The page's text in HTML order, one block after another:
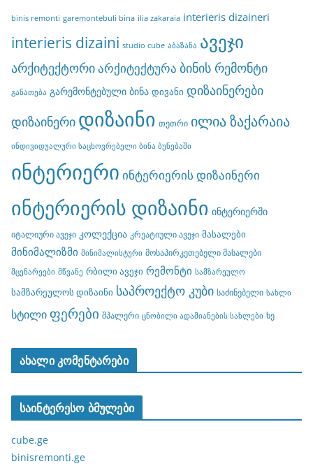
binis remonti garemontebuli bina ilia zakaraia interieris dizaineri
interieris dizaini studio cube აბაზანა ავეჯი
არქიტექტორიარქიტექტურა ბინის რემონტი
განათება გარემონტებული ბინა დივანი დიზაინერები
დიზაინერი დიზაინი თეთრი ილია ზაქარაია
ინდივიდუალური საცხოვრებელი ბინა ბუნებაში
ინტერიერი ინტერიერის დიზაინერი
ინტერიერის დიზაინი ინტერიერში
იტალიური ავეჯი კოლექცია კრეატიული ავეჯი მასალები
მინიმალიზმი მინიმალისტური მოსაპირკეთებელი მასალები
მცენარეები მწვანე რბილი ავეჯი რემონტი სამზარეულო
სამზარეულოს დიზაინი საპროექტო კუბი საძინებელი სახლი
სტილი ფერები შპალერი ცნობილი ადამიანების სახლები ხე
ახალი კომენტარები
საინტერესო ბმულები
cube.ge
binisremonti.ge